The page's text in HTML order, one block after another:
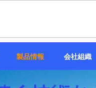
製品情報 会社組織